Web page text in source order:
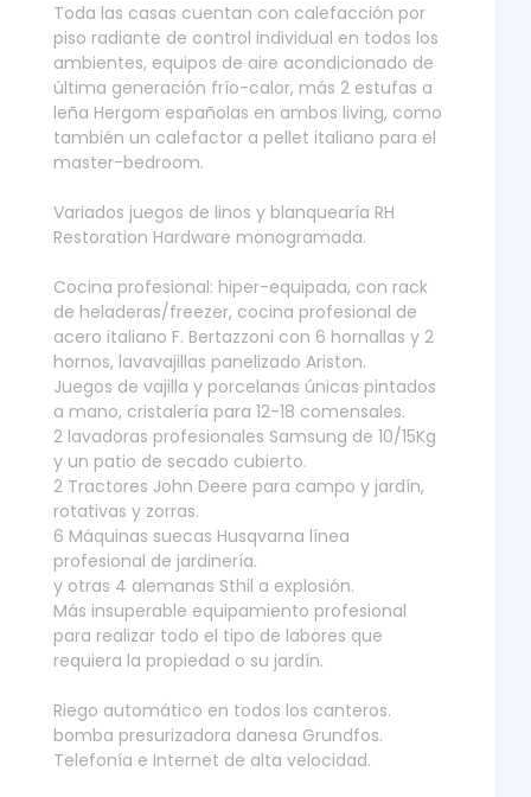
Toda las casas cuentan con calefacción por
piso radiante de control individual en todos los
ambientes, equipos de aire acondicionado de
última generación frío-calor, más 2 estufas a
leña Hergom españolas en ambos living, como
también un calefactor a pellet italiano para el
master-bedroom.
Variados juegos de linos y blanquearía RH
Restoration Hardware monogramada.
Cocina profesional: hiper-equipada, con rack
de heladeras/freezer, cocina profesional de
acero italiano F. Bertazzoni con 6 hornallas y 2
hornos, lavavajillas panelizado Ariston.
Juegos de vajilla y porcelanas únicas pintados
a mano, cristalería para 12-18 comensales.
2 lavadoras profesionales Samsung de 10/15Kg
y un patio de secado cubierto.
2 Tractores John Deere para campo y jardín,
rotativas y zorras.
6 Máquinas suecas Husqvarna línea
profesional de jardinería.
y otras 4 alemanas Sthil a explosión.
Más insuperable equipamiento profesional
para realizar todo el tipo de labores que
requiera la propiedad o su jardín.
Riego automático en todos los canteros.
bomba presurizadora danesa Grundfos.
Telefonía e Internet de alta velocidad.